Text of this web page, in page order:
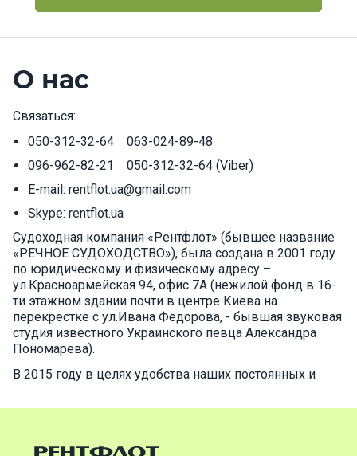
О нас
Связаться:
050-312-32-64 063-024-89-48
096-962-82-21 050-312-32-64 (Viber)
E-mail: rentflot.ua@gmail.com
Skype: rentflot.ua
Судоходная компания «Рентфлот» (бывшее название
«РЕЧНОЕ СУДОХОДСТВО»), была создана в 2001 году
по юридическому и физическому адресу –
ул.Красноармейская 94, офис 7А (нежилой фонд в 16-
ти этажном здании почти в центре Киева на
перекрестке с ул.Ивана Федорова, - бывшая звуковая
студия известного Украинского певца Александра
Пономарева).
В 2015 году в целях удобства наших постоянных и
реке офисного дебаркадера по адресу: ул.Верхний Вал,